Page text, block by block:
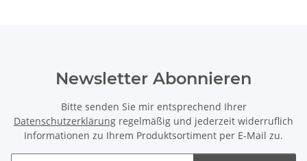
Newsletter Abonnieren
Bitte senden Sie mir entsprechend Ihrer
Datenschutzerklärung regelmäßig und jederzeit widerruflich
Informationen zu Ihrem Produktsortiment per E-Mail zu.